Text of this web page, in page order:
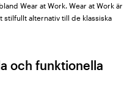
Wear at Work. Wear at Work är
alternativ till de klassiska
och funktionella